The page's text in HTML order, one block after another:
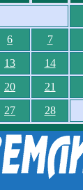
6 7
13 14
20 21
27 28